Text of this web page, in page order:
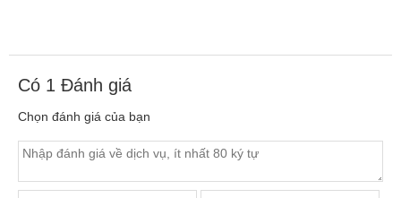
Có 1 Đánh giá
Chọn đánh giá của bạn